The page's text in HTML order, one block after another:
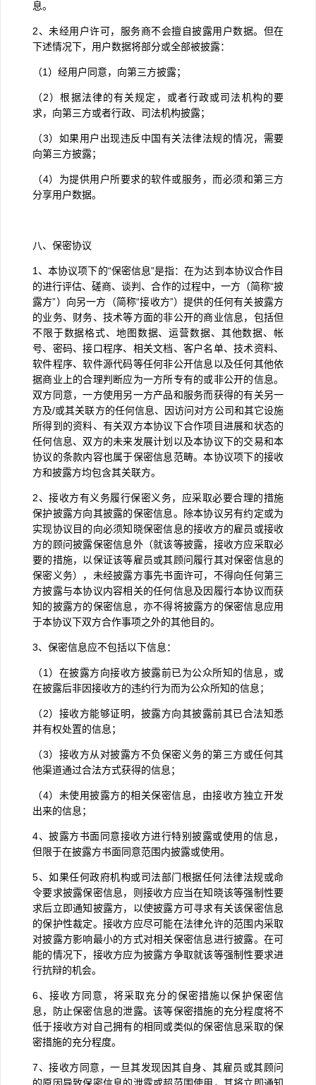
息。
2、未经用户许可，服务商不会擅自披露用户数据。但在
下述情况下，用户数据将部分或全部被披露：
（1）经用户同意，向第三方披露；
（2）根据法律的有关规定，或者行政或司法机构的要
求，向第三方或者行政、司法机构披露；
（3）如果用户出现违反中国有关法律法规的情况，需要
向第三方披露；
（4）为提供用户所要求的软件或服务，而必须和第三方
分享用户数据。
八、保密协议
1 、本协议项下的“保密信息”是指：在为达到本协议合作目
的进行评估、磋商、谈判、合作的过程中，一方（简称“披
露方”）向另一方（简称“接收方”）提供的任何有关披露方
的业务、财务、技术等方面的非公开的商业信息，包括但
不限于数据格式、地图数据、运营数据、其他数据、帐
号、密码、接口程序、相关文档、客户名单、技术资料、
软件程序、软件源代码等任何非公开信息以及任何其他依
据商业上的合理判断应为一方所专有的或非公开的信息。
双方同意，一方使用另一方产品和服务而获得的有关另一
方及/或其关联方的任何信息、因访问对方公司和其它设施
所得到的资料、有关双方本协议下合作项目进展和状态的
任何信息、双方的未来发展计划以及本协议下的交易和本
协议的条款内容也属于保密信息范畴。本协议项下的接收
方和披露方均包含其关联方。
2、接收方有义务履行保密义务，应采取必要合理的措施
保护披露方向其披露的保密信息。除本协议另有约定或为
实现协议目的向必须知晓保密信息的接收方的雇员或接收
方的顾问披露保密信息外（就该等披露，接收方应采取必
要的措施，以保证该等雇员或其顾问履行其对保密信息的
保密义务），未经披露方事先书面许可，不得向任何第三
方披露与本协议内容相关的任何信息及因履行本协议而获
知的披露方的保密信息，亦不得将披露方的保密信息应用
于本协议下双方合作事项之外的其他目的。
3、保密信息应不包括以下信息：
（1）在披露方向接收方披露前已为公众所知的信息，或
在披露后非因接收方的违约行为而为公众所知的信息；
（2）接收方能够证明，披露方向其披露前其已合法知悉
并有权处置的信息；
（3）接收方从对披露方不负保密义务的第三方或任何其
他渠道通过合法方式获得的信息；
（4）未使用披露方的相关保密信息，由接收方独立开发
出来的信息；
4、披露方书面同意接收方进行特别披露或使用的信息，
但限于在披露方书面同意范围内披露或使用。
5、如果任何政府机构或司法部门根据任何法律法规或命
令要求披露保密信息，则接收方应当在知晓该等强制性要
求后立即通知披露方，以使披露方可寻求有关该保密信息
的保护性裁定。接收方应尽可能在法律允许的范围内采取
对披露方影响最小的方式对相关保密信息进行披露。在可
能的情况下，接收方应为披露方争取就该等强制性要求进
行抗辩的机会。
6、接收方同意，将采取充分的保密措施以保护保密信
息，防止保密信息的泄露。该等保密措施的充分程度将不
低于接收方对自己拥有的相同或类似的保密信息采取的保
密措施的充分程度。
7、接收方同意，一旦其发现因其自身、其雇员或其顾问